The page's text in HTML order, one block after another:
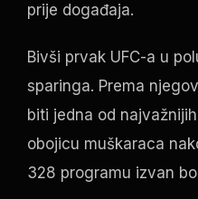
prije događaja.
Bivši prvak UFC-a u
sparinga. Prema
biti jedna od
obojicu muškaraca
328 programu izvan